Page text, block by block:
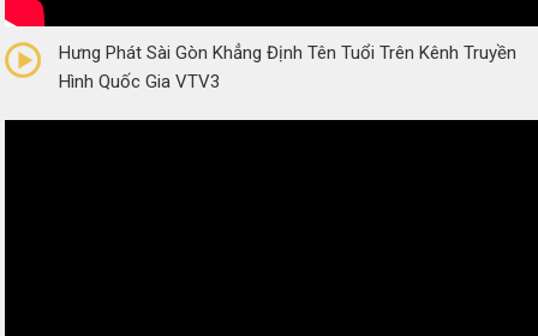
(0 Reviews)
Hưng Phát Sài Gòn Khẳng Định Tên Tuổi Trên Kênh Truyền
Hình Quốc Gia VTV3